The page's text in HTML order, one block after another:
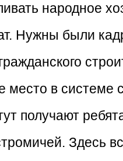
народное
Нужны были
в системе
получают
Здесь